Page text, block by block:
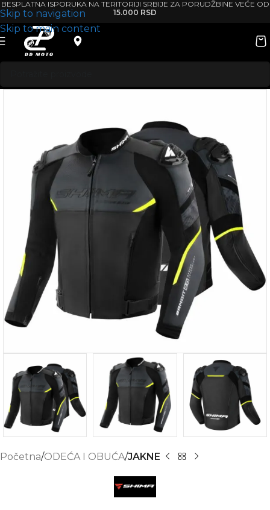
Skip to navigation
Skip to main content
BESPLATNA ISPORUKA NA TERITORIJI SRBIJE ZA PORUDŽBINE VEĆE OD
15.000 RSD
Početna ODEĆA I OBUĆA JAKNE